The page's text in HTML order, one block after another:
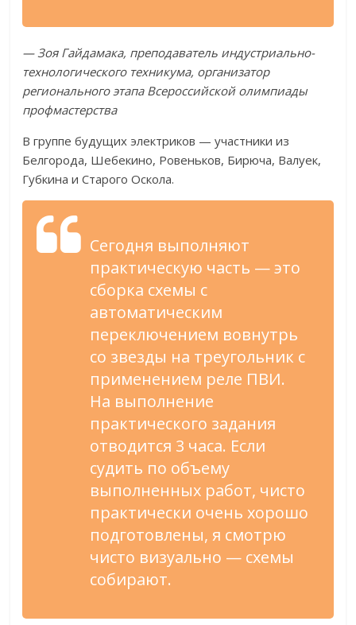
— Зоя Гайдамака, преподаватель индустриально-
технологического техникума, организатор
регионального этапа Всероссийской олимпиады
профмастерства
В группе будущих электриков — участники из
Белгорода, Шебекино, Ровеньков, Бирюча, Валуек,
Губкина и Старого Оскола.
Сегодня выполняют
практическую часть — это
сборка схемы с
автоматическим
переключением вовнутрь
со звезды на треугольник с
применением реле ПВИ.
На выполнение
практического задания
отводится 3 часа. Если
судить по объему
выполненных работ, чисто
практически очень хорошо
подготовлены, я смотрю
чисто визуально — схемы
собирают.